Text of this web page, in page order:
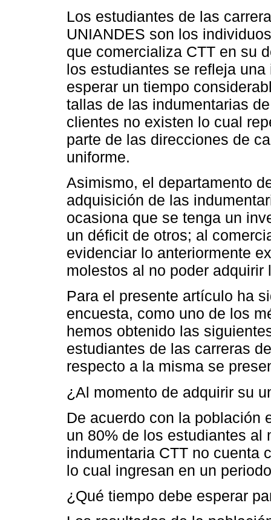
Los estudiantes de las
UNIANDES son los
que comercializa CTT en su
los estudiantes se refleja
esperar un tiempo
tallas de las indumentarias
clientes no existen lo cual
parte de las direcciones de
uniforme.
Asimismo, el departamento
adquisición de las
ocasiona que se tenga un
un déficit de otros; al
evidenciar lo anteriormente
molestos al no poder adquirir
Para el presente artículo ha
encuesta, como uno de los
hemos obtenido las
estudiantes de las carreras
respecto a la misma se
¿Al momento de adquirir su
De acuerdo con la población
un 80% de los estudiantes al
indumentaria CTT no cuenta
lo cual ingresan en un
¿Qué tiempo debe esperar